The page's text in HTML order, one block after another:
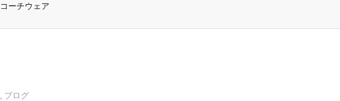
コーチウェア
, ブログ